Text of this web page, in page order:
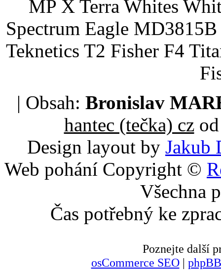
MP X Terra Whites
Spectrum Eagle
Teknetics T2 Fisher F4
| Obsah: Bronislav
hantec (tečka) czod
Design layout by Jakub
Web pohání Copyright ©
Všechna
Čas potřebný ke
Poznejte další
osCommerce SEO|